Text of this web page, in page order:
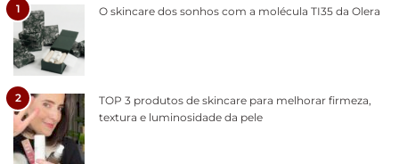
1 O skincare dos sonhos com a molécula TI35 da Olera
2
TOP 3 produtos de skincare para melhorar firmeza,
textura e luminosidade da pele